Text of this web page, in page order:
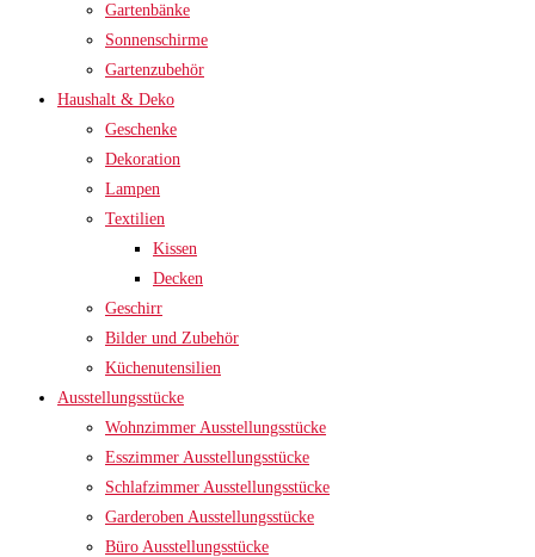
Gartenbänke
Sonnenschirme
Gartenzubehör
Haushalt & Deko
Geschenke
Dekoration
Lampen
Textilien
Kissen
Decken
Geschirr
Bilder und Zubehör
Küchenutensilien
Ausstellungsstücke
Wohnzimmer Ausstellungsstücke
Esszimmer Ausstellungsstücke
Schlafzimmer Ausstellungsstücke
Garderoben Ausstellungsstücke
Büro Ausstellungsstücke